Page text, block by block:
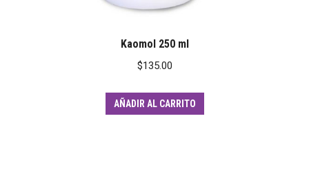
Kaomol 250 ml
$135.00
AÑADIR AL CARRITO